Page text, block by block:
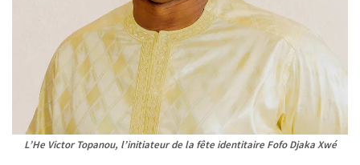
L’He Victor Topanou, l’initiateur de la fête identitaire Fofo Djaka Xwé